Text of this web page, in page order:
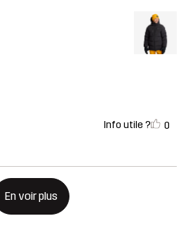
Info utile ? 0
En voir plus